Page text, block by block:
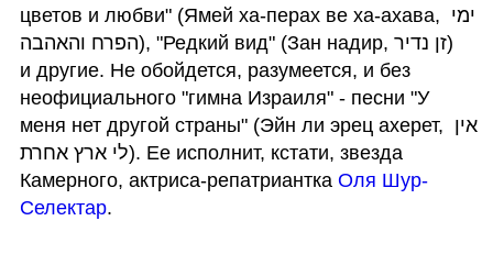
цветов и любви" (Ямей ха-перах ве ха-ахава, ימי
הפרח והאהבה), "Редкий вид" (Зан надир, זן נדיר)
и другие. Не обойдется, разумеется, и без
неофициального "гимна Израиля" - песни "У
меня нет другой страны" (Эйн ли эрец ахерет, אין
לי ארץ אחרת). Ее исполнит, кстати, звезда
Камерного, актриса-репатриантка Оля Шур-
Селектар.